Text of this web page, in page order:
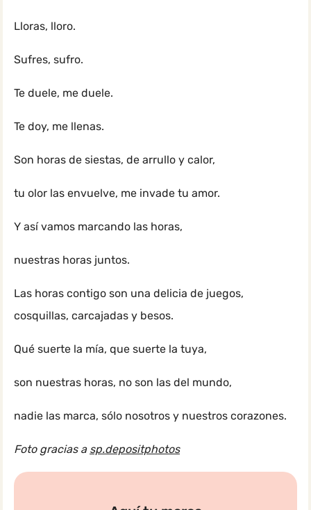
Lloras, lloro.
Sufres, sufro.
Te duele, me duele.
Te doy, me llenas.
Son horas de siestas, de arrullo y calor,
tu olor las envuelve, me invade tu amor.
Y así vamos marcando las horas,
nuestras horas juntos.
Las horas contigo son una delicia de juegos,
cosquillas, carcajadas y besos.
Qué suerte la mía, que suerte la tuya,
son nuestras horas, no son las del mundo,
nadie las marca, sólo nosotros y nuestros corazones.
Foto gracias a sp.depositphotos